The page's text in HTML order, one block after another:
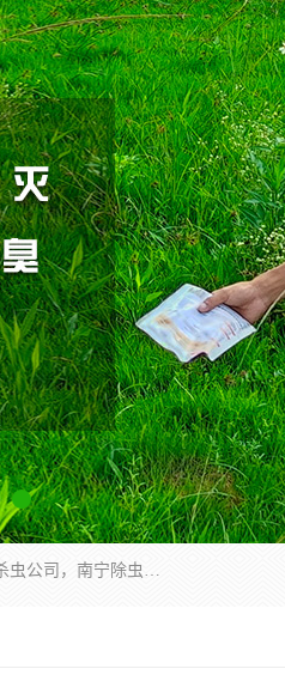
广西亿之豪有害生物防治服务有限公司是一家南宁灭鼠公司、灭蟑螂公司，南宁杀虫公司，南宁除虫公司，南宁灭跳蚤公司，南宁灭白蚁公司，南宁除四害公司,广西亿之豪有害生物防治服务有限公司专业灭蟑螂,除臭虫,其他害虫,服务上门,安全环保,售后保障,一次消杀，竭诚为您服务.